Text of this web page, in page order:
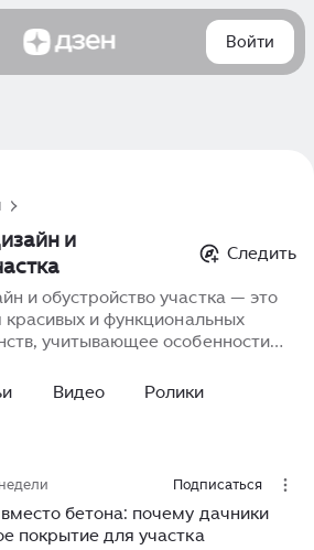
Войти
и
Следить
и обустройство участка — это
красивых и функциональных
учитывающее особенности
планировку зеленых
растений, организацию дорожек
ландшафтный
гармоничное пространство
обеспечивая удобство и
Видео Ролики
Подписаться
бетона: почему дачники
покрытие для участка